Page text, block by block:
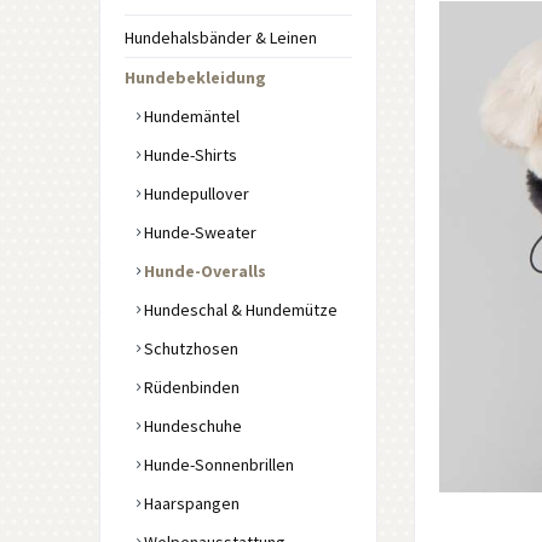
Hundehalsbänder & Leinen
Hundebekleidung
Hundemäntel
Hunde-Shirts
Hundepullover
Hunde-Sweater
Hunde-Overalls
Hundeschal & Hundemütze
Schutzhosen
Rüdenbinden
Hundeschuhe
Hunde-Sonnenbrillen
Haarspangen